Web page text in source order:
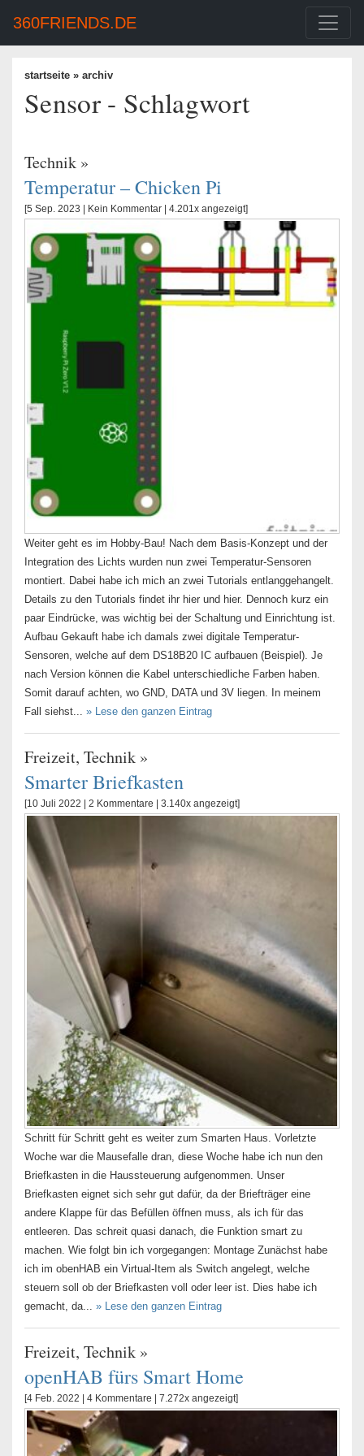
360FRIENDS.DE
startseite » archiv
Sensor - Schlagwort
Technik »
Temperatur – Chicken Pi
[5 Sep. 2023 | Kein Kommentar | 4.201x angezeigt]
Weiter geht es im Hobby-Bau! Nach dem Basis-Konzept und der
Integration des Lichts wurden nun zwei Temperatur-Sensoren
montiert. Dabei habe ich mich an zwei Tutorials entlanggehangelt.
Details zu den Tutorials findet ihr hier und hier. Dennoch kurz ein
paar Eindrücke, was wichtig bei der Schaltung und Einrichtung ist.
Aufbau Gekauft habe ich damals zwei digitale Temperatur-
Sensoren, welche auf dem DS18B20 IC aufbauen (Beispiel). Je
nach Version können die Kabel unterschiedliche Farben haben.
Somit darauf achten, wo GND, DATA und 3V liegen. In meinem
Fall siehst... » Lese den ganzen Eintrag
Freizeit, Technik »
Smarter Briefkasten
[10 Juli 2022 | 2 Kommentare | 3.140x angezeigt]
Schritt für Schritt geht es weiter zum Smarten Haus. Vorletzte
Woche war die Mausefalle dran, diese Woche habe ich nun den
Briefkasten in die Haussteuerung aufgenommen. Unser
Briefkasten eignet sich sehr gut dafür, da der Briefträger eine
andere Klappe für das Befüllen öffnen muss, als ich für das
entleeren. Das schreit quasi danach, die Funktion smart zu
machen. Wie folgt bin ich vorgegangen: Montage Zunächst habe
ich im obenHAB ein Virtual-Item als Switch angelegt, welche
steuern soll ob der Briefkasten voll oder leer ist. Dies habe ich
gemacht, da... » Lese den ganzen Eintrag
Freizeit, Technik »
openHAB fürs Smart Home
[4 Feb. 2022 | 4 Kommentare | 7.272x angezeigt]